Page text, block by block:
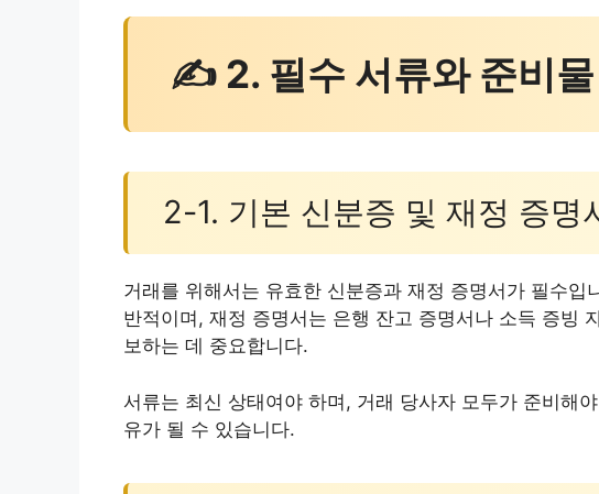
✍ 2. 필수 서류와 준비물
2-1. 기본 신분증 및 재정 증명
거래를 위해서는 유효한 신분증과 재정 증명서가 필수입
반적이며, 재정 증명서는 은행 잔고 증명서나 소득 증빙
보하는 데 중요합니다.
서류는 최신 상태여야 하며, 거래 당사자 모두가 준비해
유가 될 수 있습니다.